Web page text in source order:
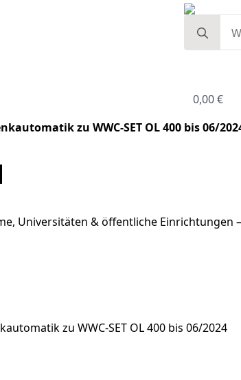
for:
0,00€
zu WWC-SET OL 400 bis 06/
Universitäten & öffentliche Einrichtungen
zu WWC-SET OL 400 bis 06/2024